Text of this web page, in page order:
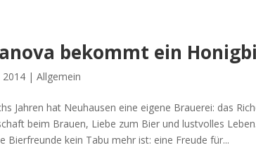
bekommt ein
2014 | Allgemein
Jahren hat Neuhausen eine eigene Brauerei: das
beim Brauen, Liebe zum Bier und lustvolles
Bierfreunde kein Tabu mehr ist: eine Freude für...